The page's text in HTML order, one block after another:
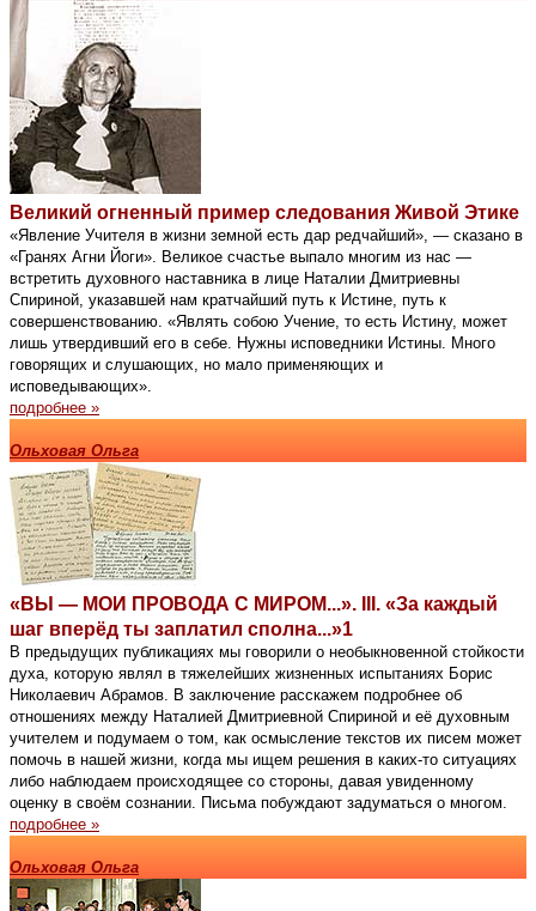
Великий огненный пример следования Живой Этике
«Явление Учителя в жизни земной есть дар редчайший», — сказано в
«Гранях Агни Йоги». Великое счастье выпало многим из нас —
встретить духовного наставника в лице Наталии Дмитриевны
Спириной, указавшей нам кратчайший путь к Истине, путь к
совершенствованию. «Являть собою Учение, то есть Истину, может
лишь утвердивший его в себе. Нужны исповедники Истины. Много
говорящих и слушающих, но мало применяющих и
исповедывающих».
подробнее »
Ольховая Ольга
«ВЫ — МОИ ПРОВОДА С МИРОМ...». III. «За каждый
шаг вперёд ты заплатил сполна...»1
В предыдущих публикациях мы говорили о необыкновенной стойкости
духа, которую являл в тяжелейших жизненных испытаниях Борис
Николаевич Абрамов. В заключение расскажем подробнее об
отношениях между Наталией Дмитриевной Спириной и её духовным
учителем и подумаем о том, как осмысление текстов их писем может
помочь в нашей жизни, когда мы ищем решения в каких-то ситуациях
либо наблюдаем происходящее со стороны, давая увиденному
оценку в своём сознании. Письма побуждают задуматься о многом.
подробнее »
Ольховая Ольга